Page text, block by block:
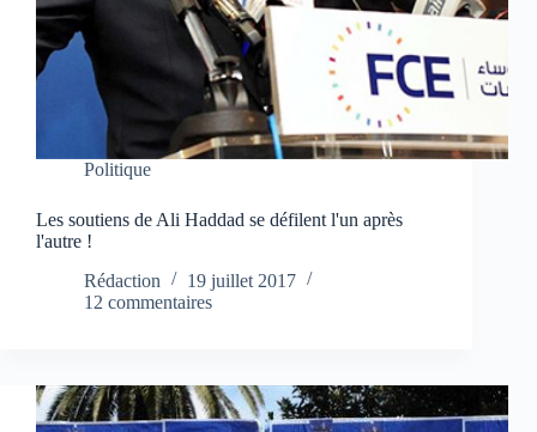
Politique
Les soutiens de Ali Haddad se défilent l'un après
l'autre !
Rédaction
19 juillet 2017
12 commentaires